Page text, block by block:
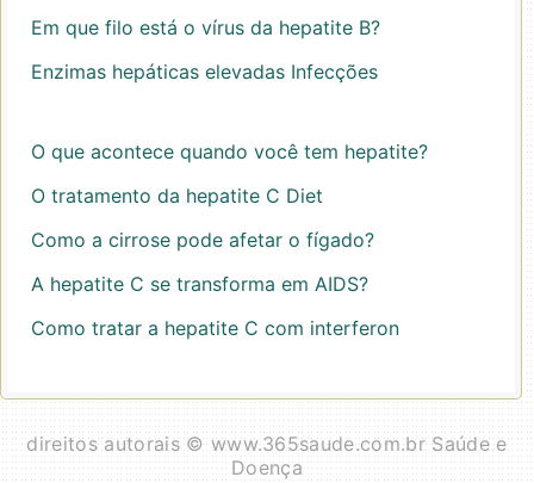
Em que filo está o vírus da hepatite B?
Enzimas hepáticas elevadas Infecções
O que acontece quando você tem hepatite?
O tratamento da hepatite C Diet
Como a cirrose pode afetar o fígado?
A hepatite C se transforma em AIDS?
Como tratar a hepatite C com interferon
direitos autorais © www.365saude.com.br Saúde e
Doença